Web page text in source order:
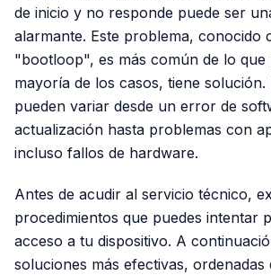
de inicio y no responde puede ser
alarmante. Este problema, conocido
"bootloop", es más común de lo que
mayoría de los casos, tiene solución.
pueden variar desde un error de
actualización hasta problemas con
incluso fallos de hardware.
Antes de acudir al servicio técnico,
procedimientos que puedes intentar
acceso a tu dispositivo. A
soluciones más efectivas, ordenadas